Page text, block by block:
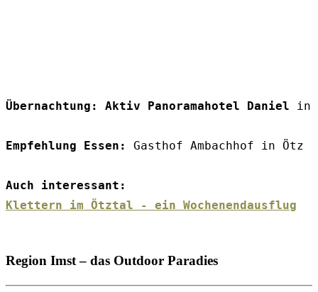
Übernachtung: Aktiv Panoramahotel Daniel in
Empfehlung Essen: Gasthof Ambachhof in Ötz
Auch interessant:
Klettern im Ötztal - ein Wochenendausflug
Region Imst – das Outdoor Paradies